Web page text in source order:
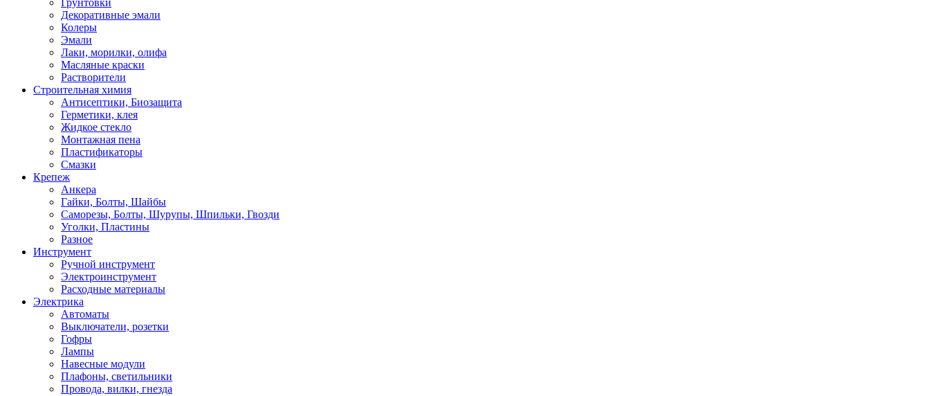
Грунтовки
Декоративные эмали
Колеры
Эмали
Лаки, морилки, олифа
Масляные краски
Растворители
Строительная химия
Антисептики, Биозащита
Герметики, клея
Жидкое стекло
Монтажная пена
Пластификаторы
Смазки
Крепеж
Анкера
Гайки, Болты, Шайбы
Саморезы, Болты, Шурупы, Шпильки, Гвозди
Уголки, Пластины
Разное
Инструмент
Ручной инструмент
Электроинструмент
Расходные материалы
Электрика
Автоматы
Выключатели, розетки
Гофры
Лампы
Навесные модули
Плафоны, светильники
Провода, вилки, гнезда